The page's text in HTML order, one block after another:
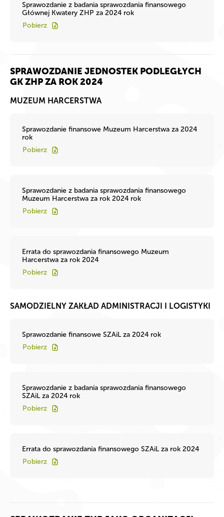
Sprawozdanie z badania sprawozdania finansowego
Głównej Kwatery ZHP za 2024 rok
Pobierz
SPRAWOZDANIE JEDNOSTEK PODLEGŁYCH
GK ZHP ZA ROK 2024
MUZEUM HARCERSTWA
Sprawozdanie finansowe Muzeum Harcerstwa za 2024
rok
Pobierz
Sprawozdanie z badania sprawozdania finansowego
Muzeum Harcerstwa za rok 2024 rok
Pobierz
Errata do sprawozdania finansowego Muzeum
Harcerstwa za rok 2024
Pobierz
SAMODZIELNY ZAKŁAD ADMINISTRACJI I LOGISTYKI
Sprawozdanie finansowe SZAiL za 2024 rok
Pobierz
Sprawozdanie z badania sprawozdania finansowego
SZAiL za 2024 rok
Pobierz
Errata do sprawozdania finansowego SZAiL za rok 2024
Pobierz